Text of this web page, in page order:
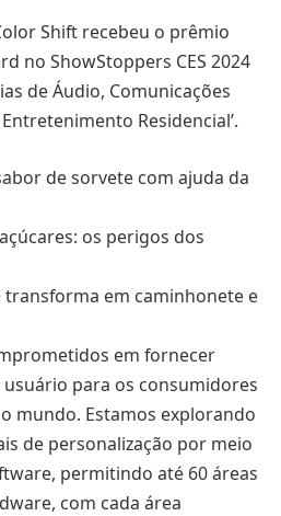
Shift recebeu o prêmio
no ShowStoppers CES 2024
de Áudio, Comunicações
Residencial’.
de sorvete com ajuda da
os perigos dos
transforma em caminhonete e
em fornecer
para os consumidores
mundo. Estamos explorando
de personalização por meio
permitindo até 60 áreas
com cada área